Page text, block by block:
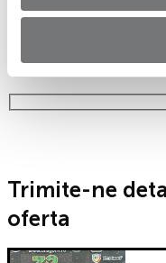
formularul de mai jos
timp!
Trimite-ne
oferta